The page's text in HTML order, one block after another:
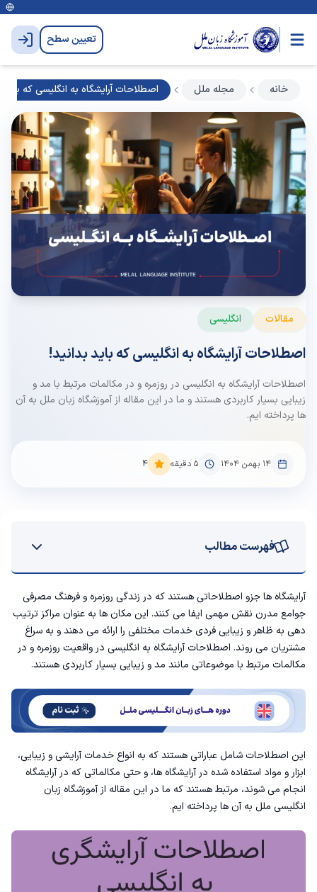
تعیین سطح
خانه مجله ملل اصطلاحات آرایشگاه به انگلیسی که باید
مقالات انگلیسی
اصطلاحات آرایشگاه به انگلیسی که باید بدانید!
اصطلاحات آرایشگاه به انگلیسی در روزمره و در مکالمات مرتبط با مد و
زیبایی بسیار کاربردی هستند و ما در این مقاله از آموزشگاه زبان ملل به آن
ها پرداخته ایم.
۱۴ بهمن ۱۴۰۴ 5 دقیقه 4
فهرست مطالب
اصطلاحات آرایشگری به انگلیسی
اصطلاحات کاشت ناخن به انگلیسی
اصطلاحات رنگ مو به انگلیسی
چطور در آرایشگاه انگلیسی صحبت کنیم؟
اصطلاحات مدل مو زنانه به انگلیسی
آرایشگاه ها جزو اصطلاحاتی هستند که در زندگی روزمره و فرهنگ مصرفی
جوامع مدرن نقش مهمی ایفا می کنند. این مکان ها به عنوان مراکز ترتیب
دهی به ظاهر و زیبایی فردی خدمات مختلفی را ارائه می دهند و به سراغ
مشتریان می روند. اصطلاحات آرایشگاه به انگلیسی در واقعیت روزمره و در
مکالمات مرتبط با موضوعاتی مانند مد و زیبایی بسیار کاربردی هستند.
این اصطلاحات شامل عباراتی هستند که به انواع خدمات آرایشی و زیبایی،
ابزار و مواد استفاده شده در آرایشگاه ها، و حتی مکالماتی که در آرایشگاه
انجام می شوند، مرتبط هستند که ما در این مقاله ازآموزشگاه زبان
انگلیسی ملل به آن ها پرداخته ایم.